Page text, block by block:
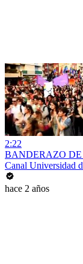
2:22
BANDERAZO
Canal Universidad
hace 2 años